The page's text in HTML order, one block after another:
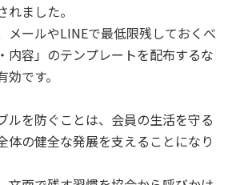
れました。
メールやLINEで最低限残しておくべ
内容」のテンプレートを配布するな
です。
ルを防ぐことは、会員の生活を守る
体の健全な発展を支えることになり